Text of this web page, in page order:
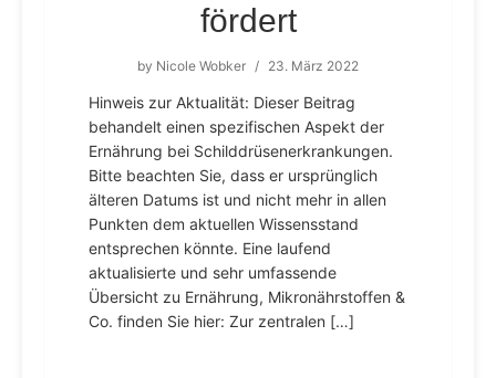
fördert
by Nicole Wobker / 23. März 2022
Hinweis zur Aktualität: Dieser Beitrag
behandelt einen spezifischen Aspekt der
Ernährung bei Schilddrüsenerkrankungen.
Bitte beachten Sie, dass er ursprünglich
älteren Datums ist und nicht mehr in allen
Punkten dem aktuellen Wissensstand
entsprechen könnte. Eine laufend
aktualisierte und sehr umfassende
Übersicht zu Ernährung, Mikronährstoffen &
Co. finden Sie hier: Zur zentralen […]